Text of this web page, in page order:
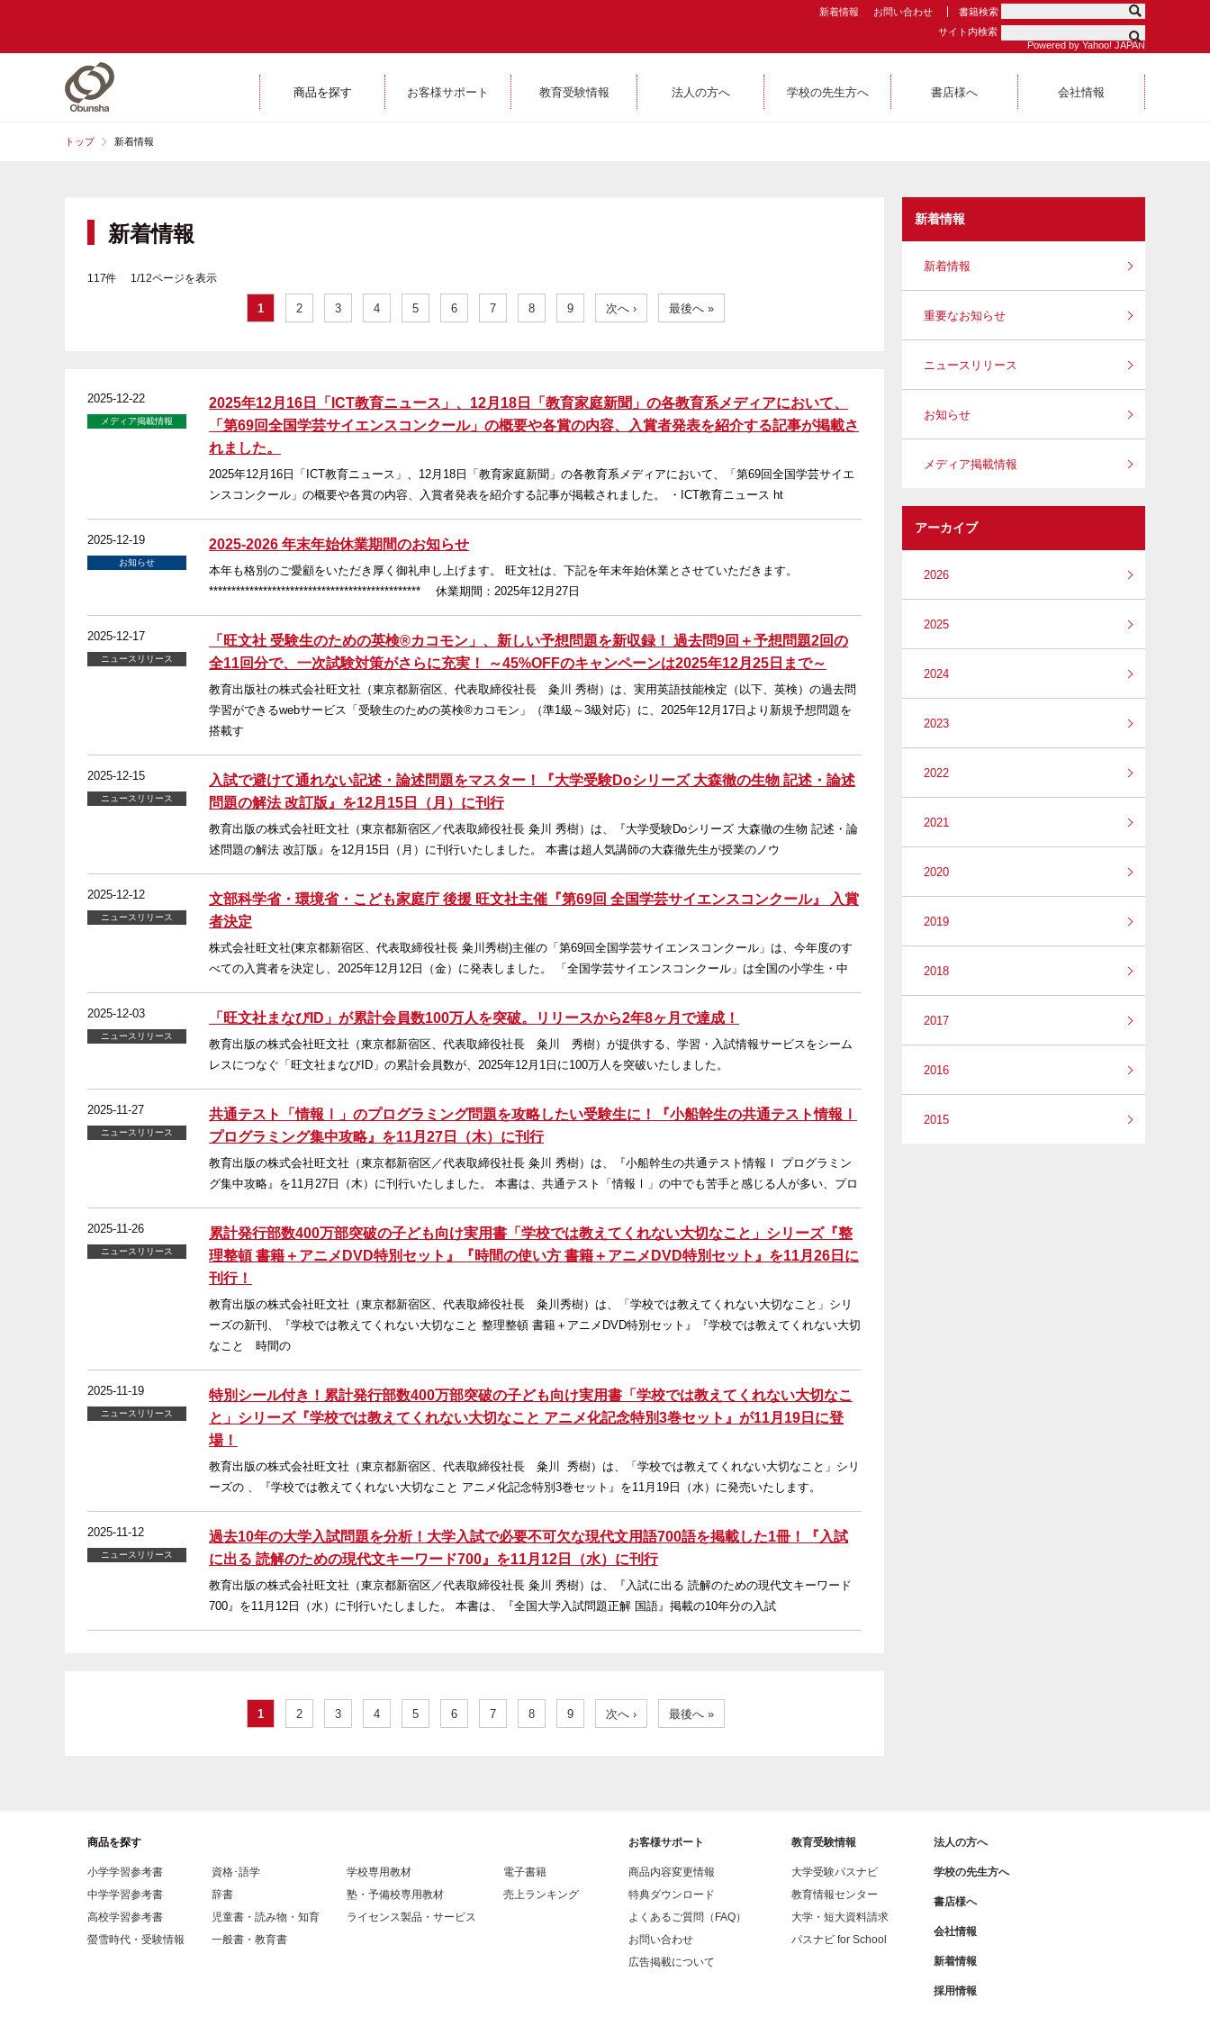
新着情報 お問い合わせ
書籍検索
サイト内検索
Powered by Yahoo! JAPAN
商品を探す お客様サポート 教育受験情報 法人の方へ 学校の先生方へ 書店様へ 会社情報
トップ 新着情報
新着情報
117件 1/12ページを表示
1 2 3 4 5 6 7 8 9 次へ › 最後へ »
2025-12-22
メディア掲載情報
2025年12月16日「ICT教育ニュース」、12月18日「教育家庭新聞」の各教育系メディアにおいて、
「第69回全国学芸サイエンスコンクール」の概要や各賞の内容、入賞者発表を紹介する記事が掲載さ
れました。
2025年12月16日「ICT教育ニュース」、12月18日「教育家庭新聞」の各教育系メディアにおいて、「第69回全国学芸サイエ
ンスコンクール」の概要や各賞の内容、入賞者発表を紹介する記事が掲載されました。 ・ICT教育ニュース ht
2025-12-19
お知らせ
2025-2026 年末年始休業期間のお知らせ
本年も格別のご愛顧をいただき厚く御礼申し上げます。 旺文社は、下記を年末年始休業とさせていただきます。
*********************************************** 休業期間：2025年12月27日
2025-12-17
ニュースリリース
「旺文社 受験生のための英検®カコモン」、新しい予想問題を新収録！ 過去問9回＋予想問題2回の
全11回分で、一次試験対策がさらに充実！ ～45%OFFのキャンペーンは2025年12月25日まで～
教育出版社の株式会社旺文社（東京都新宿区、代表取締役社長 粂川 秀樹）は、実用英語技能検定（以下、英検）の過去問
学習ができるwebサービス「受験生のための英検®カコモン」（準1級～3級対応）に、2025年12月17日より新規予想問題を
搭載す
2025-12-15
ニュースリリース
入試で避けて通れない記述・論述問題をマスター！『大学受験Doシリーズ 大森徹の生物 記述・論述
問題の解法 改訂版』を12月15日（月）に刊行
教育出版の株式会社旺文社（東京都新宿区／代表取締役社長 粂川 秀樹）は、『大学受験Doシリーズ 大森徹の生物 記述・論
述問題の解法 改訂版』を12月15日（月）に刊行いたしました。 本書は超人気講師の大森徹先生が授業のノウ
2025-12-12
ニュースリリース
文部科学省・環境省・こども家庭庁 後援 旺文社主催『第69回 全国学芸サイエンスコンクール』 入賞
者決定
株式会社旺文社(東京都新宿区、代表取締役社長 粂川秀樹)主催の「第69回全国学芸サイエンスコンクール」は、今年度のす
べての入賞者を決定し、2025年12月12日（金）に発表しました。 「全国学芸サイエンスコンクール」は全国の小学生・中
2025-12-03
ニュースリリース
「旺文社まなびID」が累計会員数100万人を突破。リリースから2年8ヶ月で達成！
教育出版の株式会社旺文社（東京都新宿区、代表取締役社長 粂川 秀樹）が提供する、学習・入試情報サービスをシーム
レスにつなぐ「旺文社まなびID」の累計会員数が、2025年12月1日に100万人を突破いたしました。
2025-11-27
ニュースリリース
共通テスト「情報Ⅰ」のプログラミング問題を攻略したい受験生に！『小船幹生の共通テスト情報Ⅰ
プログラミング集中攻略』を11月27日（木）に刊行
教育出版の株式会社旺文社（東京都新宿区／代表取締役社長 粂川 秀樹）は、『小船幹生の共通テスト情報Ⅰ プログラミン
グ集中攻略』を11月27日（木）に刊行いたしました。 本書は、共通テスト「情報Ⅰ」の中でも苦手と感じる人が多い、プロ
2025-11-26
ニュースリリース
累計発行部数400万部突破の子ども向け実用書「学校では教えてくれない大切なこと」シリーズ『整
理整頓 書籍＋アニメDVD特別セット』『時間の使い方 書籍＋アニメDVD特別セット』を11月26日に
刊行！
教育出版の株式会社旺文社（東京都新宿区、代表取締役社長 粂川秀樹）は、「学校では教えてくれない大切なこと」シリ
ーズの新刊、『学校では教えてくれない大切なこと 整理整頓 書籍＋アニメDVD特別セット』『学校では教えてくれない大切
なこと 時間の
2025-11-19
ニュースリリース
特別シール付き！累計発行部数400万部突破の子ども向け実用書「学校では教えてくれない大切なこ
と」シリーズ『学校では教えてくれない大切なこと アニメ化記念特別3巻セット』が11月19日に登
場！
教育出版の株式会社旺文社（東京都新宿区、代表取締役社長 粂川 秀樹）は、「学校では教えてくれない大切なこと」シリ
ーズの 、『学校では教えてくれない大切なこと アニメ化記念特別3巻セット』を11月19日（水）に発売いたします。
2025-11-12
ニュースリリース
過去10年の大学入試問題を分析！大学入試で必要不可欠な現代文用語700語を掲載した1冊！『入試
に出る 読解のための現代文キーワード700』を11月12日（水）に刊行
教育出版の株式会社旺文社（東京都新宿区／代表取締役社長 粂川 秀樹）は、『入試に出る 読解のための現代文キーワード
700』を11月12日（水）に刊行いたしました。 本書は、『全国大学入試問題正解 国語』掲載の10年分の入試
1 2 3 4 5 6 7 8 9 次へ › 最後へ »
新着情報
新着情報
重要なお知らせ
ニュースリリース
お知らせ
メディア掲載情報
アーカイブ
2026
2025
2024
2023
2022
2021
2020
2019
2018
2017
2016
2015
商品を探す
小学学習参考書
中学学習参考書
高校学習参考書
螢雪時代・受験情報
資格･語学
辞書
児童書・読み物・知育
一般書・教育書
学校専用教材
塾・予備校専用教材
ライセンス製品・サービス
電子書籍
売上ランキング
お客様サポート
商品内容変更情報
特典ダウンロード
よくあるご質問（FAQ）
お問い合わせ
広告掲載について
教育受験情報
大学受験パスナビ
教育情報センター
大学・短大資料請求
パスナビ for School
法人の方へ
学校の先生方へ
書店様へ
会社情報
新着情報
採用情報